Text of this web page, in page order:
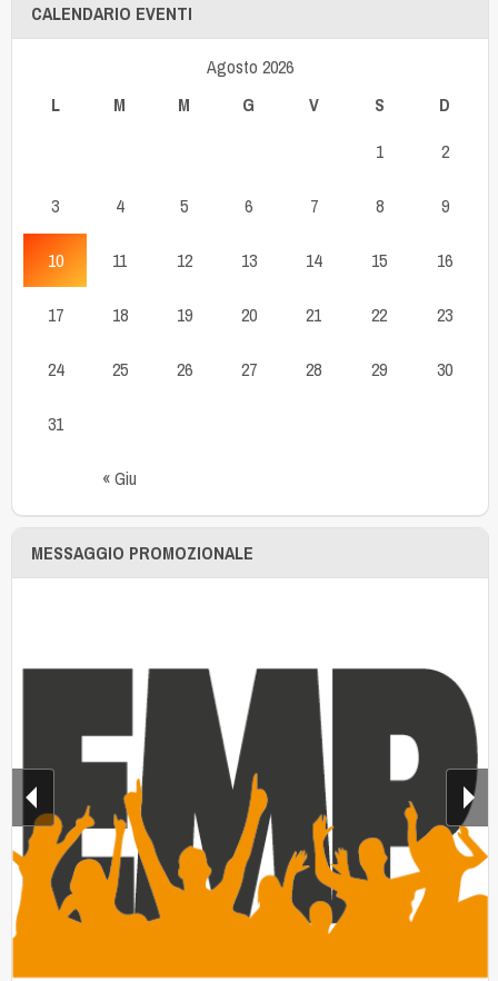
CALENDARIO EVENTI
Agosto 2026
L
M M G V S D
« Giu
1 2
3 4 5 6 7 8 9
10 11 12 13 14 15 16
17 18 19 20 21 22 23
24 25 26 27 28 29 30
31
MESSAGGIO PROMOZIONALE